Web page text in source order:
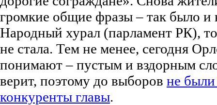
громкие общие фразы – так было и
Народный хурал (парламент РК),
не стала. Тем не менее, сегодня
понимают – пустым и вздорным
верит, поэтому до выборов не
конкуренты главы.